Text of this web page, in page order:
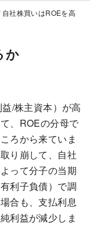
自社株買いはROEを高
か
/株主資本）が高
、ROEの分母で
ろから来ていま
り崩して、自社
って分子の当期
利子負債）で調
合も、支払利息
利益が減少しま